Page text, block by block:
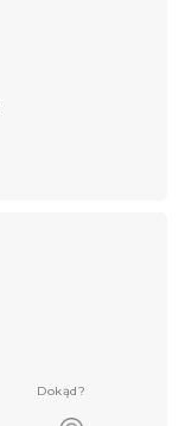
Dokąd?